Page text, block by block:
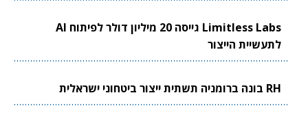
Limitless Labs גייסה 20 מיליון דולר לפיתוח AI
לתעשיית הייצור
RH בונה ברומניה תשתית ייצור ביטחוני ישראלית